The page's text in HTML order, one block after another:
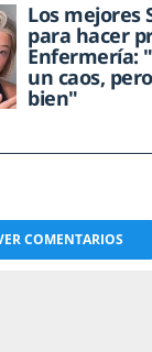
Los mejores
para hacer
Enfermería:
un caos,
bien"
COMENTARIOS